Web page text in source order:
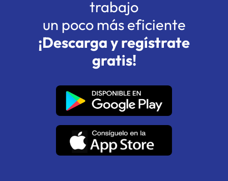
trabajo
un poco más eficiente
¡Descarga y regístrate
gratis!